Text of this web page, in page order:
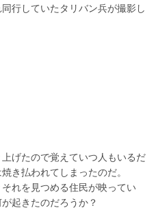
行していたタリバン兵が撮影し
げたので覚えていつ人もいるだ
き払われてしまったのだ。
れを見つめる住民が映ってい
起きたのだろうか？